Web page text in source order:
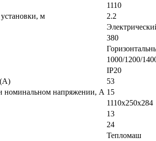
1110
м
2.2
380
1000/1200/
IP20
53
номинальном напряжении, А 15
1110х250х284
13
24
Тепломаш